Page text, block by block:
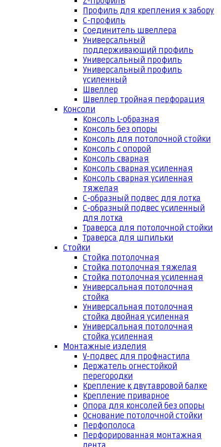
Профиль для крепления к забору
С-профиль
Соединитель швеллера
Универсальный
поддерживающий профиль
Универсальный профиль
Универсальный профиль
усиленный
Швеллер
Швеллер тройная перфорация
Консоли
Консоль L-образная
Консоль без опоры
Консоль для потолочной стойки
Консоль с опорой
Консоль сварная
Консоль сварная усиленная
Консоль сварная усиленная
тяжелая
С-образный подвес для лотка
С-образный подвес усиленный
для лотка
Траверса для потолочной стойки
Траверса для шпильки
Стойки
Стойка потолочная
Стойка потолочная тяжелая
Стойка потолочная усиленная
Универсальная потолочная
стойка
Универсальная потолочная
стойка двойная усиленная
Универсальная потолочная
стойка усиленная
Монтажные изделия
V-подвес для профнастила
Держатель огнестойкой
перегородки
Крепление к двутавровой балке
Крепление приварное
Опора для консолей без опоры
Основание потолочной стойки
Перфополоса
Перфорированная монтажная